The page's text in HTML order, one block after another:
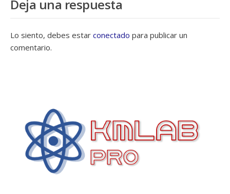
Deja una respuesta
Lo siento, debes estar conectado para publicar un
comentario.